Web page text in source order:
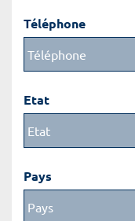
Téléphone
Etat
Pays